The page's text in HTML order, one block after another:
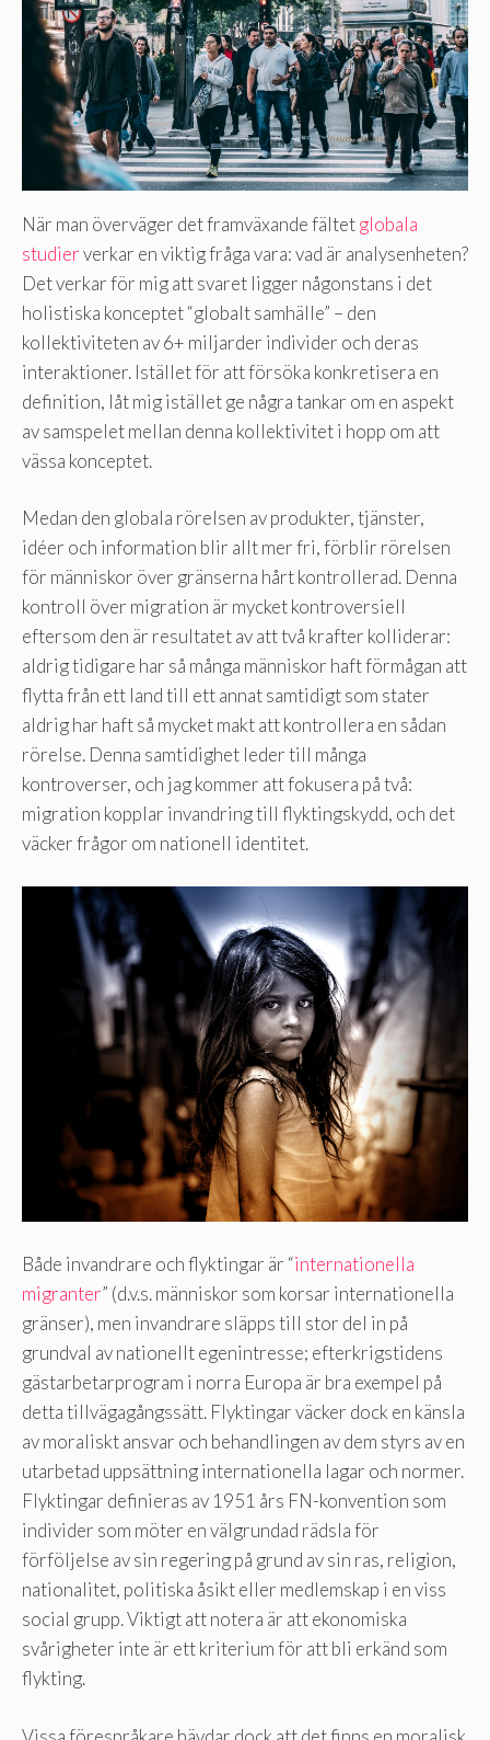
När man överväger det framväxande fältetglobala
studierverkar en viktig fråga vara: vad är analysenheten?
Det verkar för mig att svaret ligger någonstans i det
holistiska konceptet “globalt samhälle” – den
kollektiviteten av 6+ miljarder individer och deras
interaktioner. Istället för att försöka konkretisera en
definition, låt mig istället ge några tankar om en aspekt
av samspelet mellan denna kollektivitet i hopp om att
vässa konceptet.
Medan den globala rörelsen av produkter, tjänster,
idéer och information blir allt mer fri, förblir rörelsen
för människor över gränserna hårt kontrollerad. Denna
kontroll över migration är mycket kontroversiell
eftersom den är resultatet av att två krafter kolliderar:
aldrig tidigare har så många människor haft förmågan att
flytta från ett land till ett annat samtidigt som stater
aldrig har haft så mycket makt att kontrollera en sådan
rörelse. Denna samtidighet leder till många
kontroverser, och jag kommer att fokusera på två:
migration kopplar invandring till flyktingskydd, och det
väcker frågor om nationell identitet.
Både invandrare och flyktingar är “internationella
migranter” (d.v.s. människor som korsar internationella
gränser), men invandrare släpps till stor del in på
grundval av nationellt egenintresse; efterkrigstidens
gästarbetarprogram i norra Europa är bra exempel på
detta tillvägagångssätt. Flyktingar väcker dock en känsla
av moraliskt ansvar och behandlingen av dem styrs av en
utarbetad uppsättning internationella lagar och normer.
Flyktingar definieras av 1951 års FN-konvention som
individer som möter en välgrundad rädsla för
förföljelse av sin regering på grund av sin ras, religion,
nationalitet, politiska åsikt eller medlemskap i en viss
social grupp. Viktigt att notera är att ekonomiska
svårigheter inte är ett kriterium för att bli erkänd som
flykting.